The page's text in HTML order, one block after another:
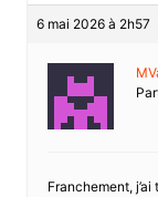
6 mai 2026 à 2h57
Franchement,